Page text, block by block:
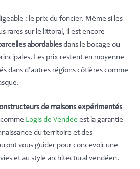
: le prix du foncier. Même si les
rares sur le littoral, il est encore
abordablesdans le bocage ou
Les prix restent en moyenne
dans d’autres régions côtières comme
de maisons expérimentés
Logis de Vendée est la garantie
du territoire et des
vous guider pour concevoir une
et au style architectural vendéen.